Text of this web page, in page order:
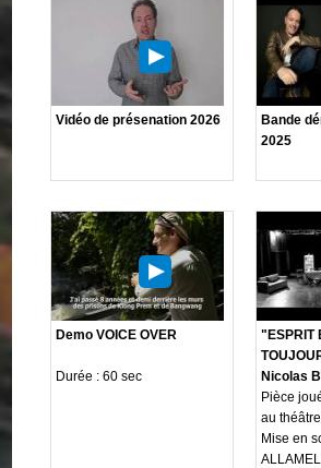
Vidéo de présenation 2026
Bande
2025
Demo VOICE OVER
Durée : 60 sec
"ESPRIT
Nicolas
Pièce
au
Mise en